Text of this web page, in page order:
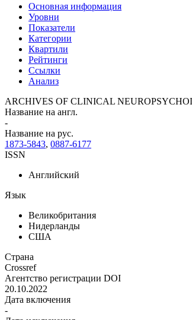
Основная информация
Уровни
Показатели
Категории
Квартили
Рейтинги
Ссылки
Анализ
ARCHIVES OF CLINICAL
Название на англ.
-
Название на рус.
1873-5843, 0887-6177
ISSN
Английский
Язык
Великобритания
Нидерланды
США
Страна
Crossref
Агентство регистрации DOI
20.10.2022
Дата включения
-